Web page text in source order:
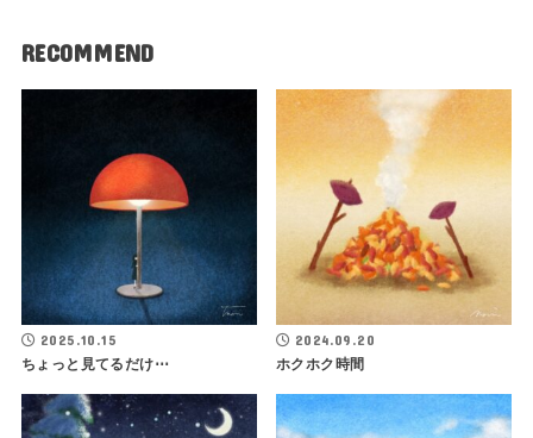
RECOMMEND
2025.10.15
ちょっと見てるだけ⋯
2024.09.20
ホクホク時間